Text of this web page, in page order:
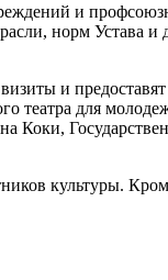
и
норм Устава
и
театра для
культуры.